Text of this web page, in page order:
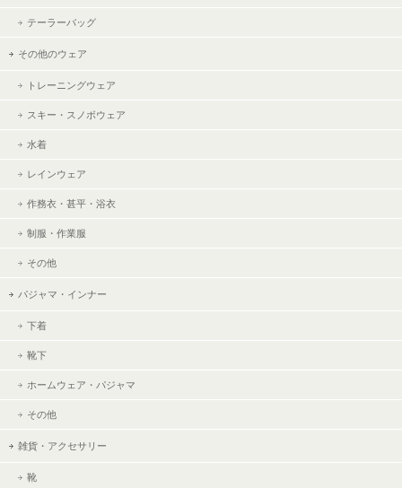
テーラーバッグ
その他のウェア
トレーニングウェア
スキー・スノボウェア
水着
レインウェア
作務衣・甚平・浴衣
制服・作業服
その他
パジャマ・インナー
下着
靴下
ホームウェア・パジャマ
その他
雑貨・アクセサリー
靴